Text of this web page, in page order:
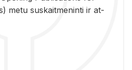
metu su­skait­me­nin­ti ir at­